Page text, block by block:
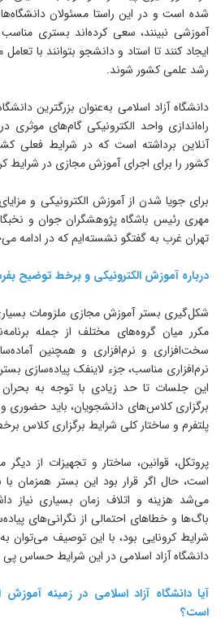
است و در این راستا مسئولان دانشگاه‌ها
نبینند، سعی کرده‌اند بستری مناسب
کنند تا استاد و دانشجو بتوانند با تعامل
علمی کشور شوند.
واحد الکترونیکی گام‌های موثری
برداشته است که در شرایط فعلی کشور
را برای اجرای آموزش مجازی در شرایط
جویا شدن از آموزش الکترونیکی و مزایای
رئیس باشگاه پژوهشگران جوان و نخبگان
غرب به گفتگو نشسته‌ایم که در ادامه
آموزش الکترونیکی و برخط توضیح
بستر آموزش مجازی ملزومات بسیاری
میان گروه‌های مختلف از جمله
و نر‌م‌افزاری و همچنین
مناسب، جزء لاینفک پیاده‌سازی
جلسات تا حد زیادی با توجه به بحران
کلاس‌های دانشجویان، باید حضوری و
و ساختار کلی شرایط برگزاری کلاس برخط
قوانین، ساختار و تجهیزات از دیگر
حال اگر قرار بود این بستر همزمان با
هزینه و اتلاف زمان بسیاری نیاز
و خطاهای احتمالی از نگرانی‌های
کرونایی بود، با این توصیف می‌توان به
آزاد اسلامی در این شرایط حساس پی برد.
دانشگاه آزاد اسلامی در زمینه آموزش